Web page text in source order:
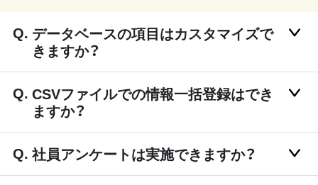
データベースの項目はカスタマイズで
きますか？
CSVファイルでの情報一括登録はでき
ますか？
社員アンケートは実施できますか？